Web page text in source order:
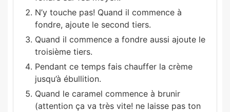
N’y touche pas! Quand il commence à
fondre, ajoute le second tiers.
Quand il commence a fondre aussi ajoute le
troisième tiers.
Pendant ce temps fais chauffer la crème
jusqu’à ébullition.
Quand le caramel commence à brunir
(attention ça va très vite! ne laisse pas ton